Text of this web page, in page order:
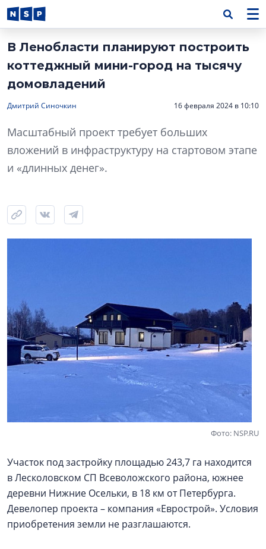
В Ленобласти планируют построить
коттеджный мини-город на тысячу
домовладений
Дмитрий Синочкин 16 февраля 2024 в 10:10
Масштабный проект требует больших
вложений в инфраструктуру на стартовом этапе
и «длинных денег».
Фото: NSP.RU
Участок под застройку площадью 243,7 га находится
в Лесколовском СП Всеволожского района, южнее
деревни Нижние Осельки, в 18 км от Петербурга.
Девелопер проекта – компания «Еврострой». Условия
приобретения земли не разглашаются.